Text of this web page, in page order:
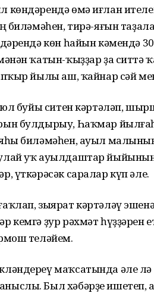
көндәрендә өмә иғлан
биләмәһен, тирә-яғын
көн һайын кәмендә
ҡатын-ҡыҙҙар ҙа ситтә
йылы аш, ҡайнар сәй
юл буйы ситен кәртәләп,
булдырыу, Һаҡмар
биләмәһен, ауыл
уҡ ауылдаштар йыйынын
үткәрәсәк саралар күп әле.
зыярат кәртәләү
кемгә ҙур рәхмәт һүҙҙәрен
теләйем.
маҡсатында әле
Был хәбәрҙе ишетеп,